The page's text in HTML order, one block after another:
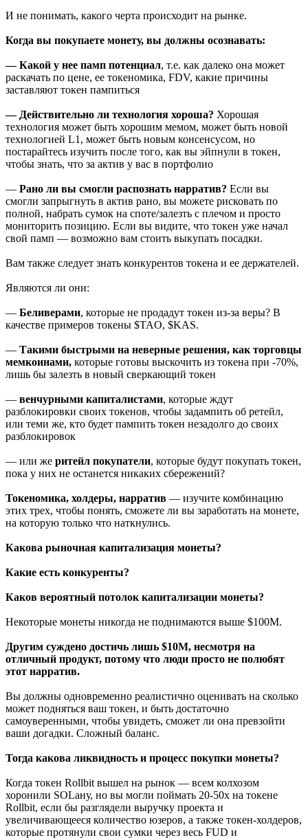
И не понимать, какого черта происходит на рынке.
Когда вы покупаете монету, вы должны осознавать:
— Какой у нее памп потенциал, т.е. как далеко она может
раскачать по цене, ее токеномика, FDV, какие причины
заставляют токен пампиться
— Действительно ли технология хороша? Хорошая
технология может быть хорошим мемом, может быть новой
технологией L1, может быть новым консенсусом, но
постарайтесь изучить после того, как вы эйпнули в токен,
чтобы знать, что за актив у вас в портфолио
— Рано ли вы смогли распознать нарратив? Если вы
смогли запрыгнуть в актив рано, вы можете рисковать по
полной, набрать сумок на споте/залезть с плечом и просто
мониторить позицию. Если вы видите, что токен уже начал
свой памп — возможно вам стоить выкупать посадки.
Вам также следует знать конкурентов токена и ее держателей.
Являются ли они:
— Беливерами, которые не продадут токен из-за веры? В
качестве примеров токены $TAO, $KAS.
— Такими быстрыми на неверные решения, как торговцы
мемкоинами, которые готовы выскочить из токена при -70%,
лишь бы залезть в новый сверкающий токен
— венчурными капиталистами, которые ждут
разблокировки своих токенов, чтобы задампить об ретейл,
или теми же, кто будет пампить токен незадолго до своих
разблокировок
— или же ритейл покупатели, которые будут покупать токен,
пока у них не останется никаких сбережений?
Токеномика, холдеры, нарратив — изучите комбинацию
этих трех, чтобы понять, сможете ли вы заработать на монете,
на которую только что наткнулись.
Какова рыночная капитализация монеты?
Какие есть конкуренты?
Каков вероятный потолок капитализации монеты?
Некоторые монеты никогда не поднимаются выше $100M.
Другим суждено достичь лишь $10M, несмотря на
отличный продукт, потому что люди просто не полюбят
этот нарратив.
Вы должны одновременно реалистично оценивать на сколько
может подняться ваш токен, и быть достаточно
самоуверенными, чтобы увидеть, сможет ли она превзойти
ваши догадки. Сложный баланс.
Тогда какова ликвидность и процесс покупки монеты?
Когда токен Rollbit вышел на рынок — всем колхозом
хоронили SOLану, но вы могли поймать 20-50х на токене
Rollbit, если бы разглядели выручку проекта и
увеличивающееся количество юзеров, а также токен-холдеров,
которые протянули свои сумки через весь FUD и